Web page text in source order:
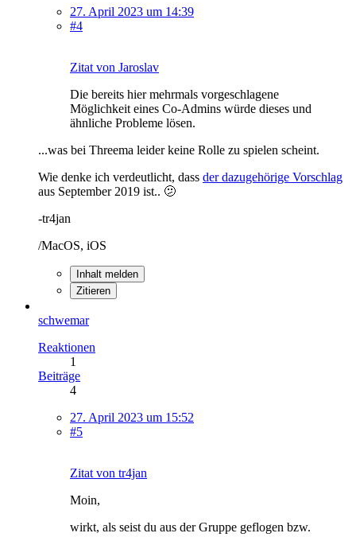
27. April 2023 um 14:39
#4
Zitat von Jaroslav
Die bereits hier mehrmals vorgeschlagene
Möglichkeit eines Co-Admins würde dieses und
ähnliche Probleme lösen.
...was bei Threema leider keine Rolle zu spielen scheint.
Wie denke ich verdeutlicht, dass der dazugehörige Vorschlag
aus September 2019 ist.. 🫤
-tr4jan
/MacOS, iOS
Inhalt melden
Zitieren
schwemar
Reaktionen
1
Beiträge
4
27. April 2023 um 15:52
#5
Zitat von tr4jan
Moin,
wirkt, als seist du aus der Gruppe geflogen bzw.